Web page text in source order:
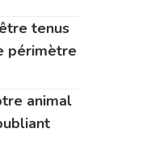
tenus
périmètre
animal